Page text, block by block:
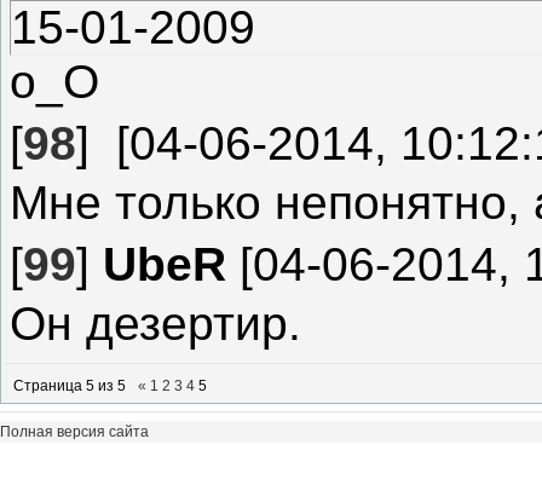
15-01-2009
о_О
[98]
[04-06-2014,
Мне только
[99] UbeR [04-06-2014,
Он дезертир.
Страница 5 из 5 « 1 2 3 4 5
Полная версия сайта